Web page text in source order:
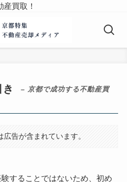
産買取！
– 京都で成功する不動産買
告が含まれています。
することではないため、初め